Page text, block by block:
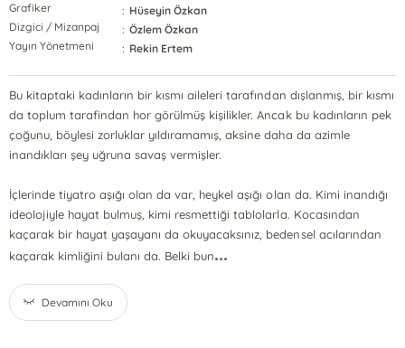
Grafiker
: Hüseyin Özkan
Dizgici / Mizanpaj
: Özlem Özkan
Yayın Yönetmeni
: Rekin Ertem
Bu kitaptaki kadınların bir kısmı aileleri tarafından dışlanmış, bir kısmı
da toplum tarafindan hor görülmüş kişilikler. Ancak bu kadınların pek
çoğunu, böylesi zorluklar yıldıramamış, aksine daha da azimle
inandıkları şey uğruna savaş vermişler.
İçlerinde tiyatro aşığı olan da var, heykel aşığı olan da. Kimi inandığı
ideolojiyle hayat bulmuş, kimi resmettiği tablolarla. Kocasından
kaçarak bir hayat yaşayanı da okuyacaksınız, bedensel acılarından
kaçarak kimliğini bulanı da. Belki bun...
Devamını Oku